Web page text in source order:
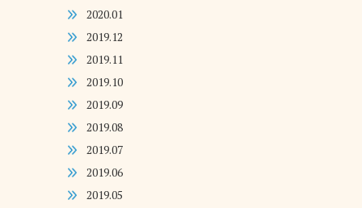
2020.01
2019.12
2019.11
2019.10
2019.09
2019.08
2019.07
2019.06
2019.05